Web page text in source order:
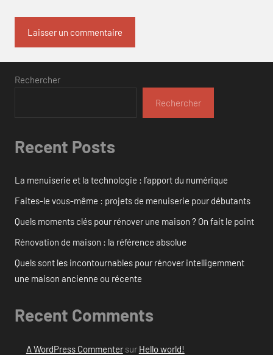
Rechercher
Rechercher
Recent Posts
La menuiserie et la technologie : l’apport du numérique
Faites-le vous-même : projets de menuiserie pour débutants
Quels moments clés pour rénover une maison ? On fait le point
Rénovation de maison : la référence absolue
Quels sont les incontournables pour rénover intelligemment
une maison ancienne ou récente
Recent Comments
A WordPress Commentersur Hello world!